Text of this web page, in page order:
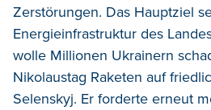
Zerstörungen. Das Hauptziel
Energieinfrastruktur des
wolle Millionen Ukrainern
Nikolaustag Raketen auf
Selenskyj. Er forderte erneut